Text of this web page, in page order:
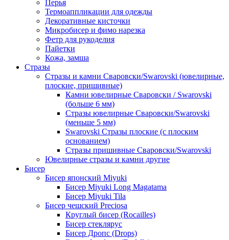
Перья
Термоаппликации для одежды
Декоративные кисточки
Микробисер и фимо нарезка
Фетр для рукоделия
Пайетки
Кожа, замша
Стразы
Стразы и камни Сваровски/Swarovski (ювелирные,
плоские, пришивные)
Камни ювелирные Сваровски / Swarovski
(больше 6 мм)
Стразы ювелирные Сваровски/Swarovski
(меньше 5 мм)
Swarovski Стразы плоские (с плоским
основанием)
Стразы пришивные Сваровски/Swarovski
Ювелирные стразы и камни другие
Бисер
Бисер японский Miyuki
Бисер Miyuki Long Magatama
Бисер Miyuki Tila
Бисер чешский Preciosa
Круглый бисер (Rocailles)
Бисер стеклярус
Бисер Дропс (Drops)